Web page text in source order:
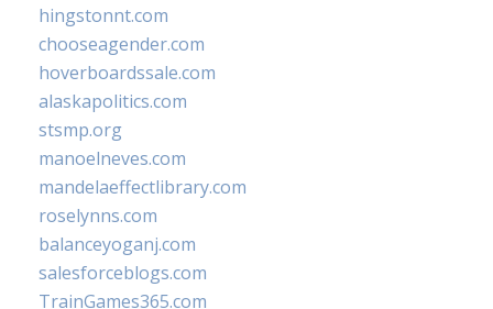
hingstonnt.com
chooseagender.com
hoverboardssale.com
alaskapolitics.com
stsmp.org
manoelneves.com
mandelaeffectlibrary.com
roselynns.com
balanceyoganj.com
salesforceblogs.com
TrainGames365.com